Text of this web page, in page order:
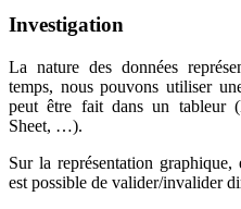
Investigation
La nature des données
temps, nous pouvons utiliser
peut être fait dans un tableur
Sheet, …).
Sur la représentation
est possible de valider/invalider